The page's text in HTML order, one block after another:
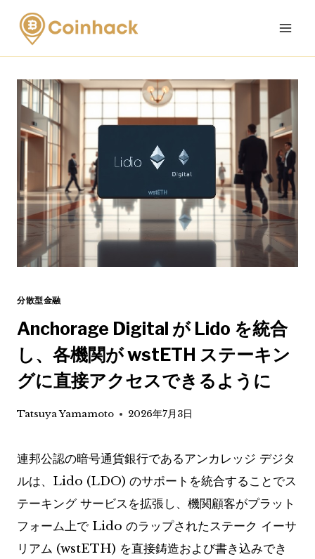
Skip
content
分散型金融
Anchorage Digital が Lido を統合
し、各機関が wstETH ステーキン
グに直接アクセスできるように
Tatsuya Yamamoto 2026年7月3日
連邦公認の暗号通貨銀行であるアンカレッジ デジタ
ルは、Lido (LDO) のサポートを統合することでス
テーキング サービスを拡張し、機関顧客がプラット
フォーム上で Lido のラップされたステーク イーサ
リアム (wstETH) を直接鋳造および書き込みでき